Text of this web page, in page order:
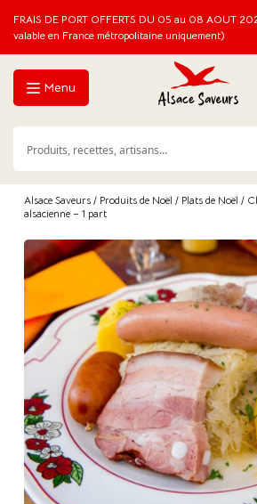
FRAIS DE PORT OFFERTS DU 05 au 08 AOUT
valable en France métropolitaine uniquement)
Menu
Alsace Saveurs / Produits de Noël / Plats de Noël /
alsacienne – 1 part